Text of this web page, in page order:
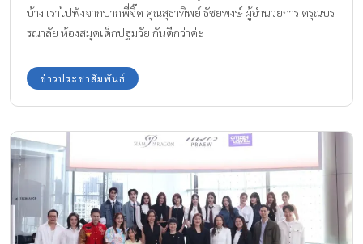
บ้าง เราไปฟังจากปากพี่จี๊ด คุณสุธาทิพย์ ธัชยพงษ์ ผู้อำนวยการ ดรุณบร
รณาลัย ห้องสมุดเด็กปฐมวัย กันดีกว่าค่ะ
ข่าวประชาสัมพันธ์